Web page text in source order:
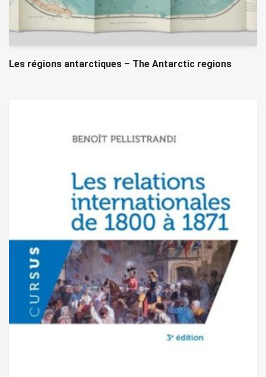
Les régions antarctiques – The Antarctic regions